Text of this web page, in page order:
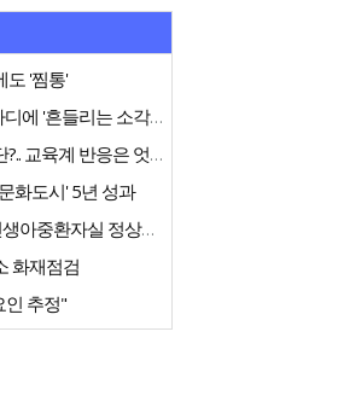
도 '찜통'
"내부검토 끝났는데".. 시장님 한마디에 '흔들리는 소각장'
교권 전담 변호사 대신 법률지원단?.. 교육계 반응은 엇갈려
화도시' 5년 성과
전북대병원, "진료체계 재정비.. 신생아중환자실 정상화 노력"
화재점검
인 추정"